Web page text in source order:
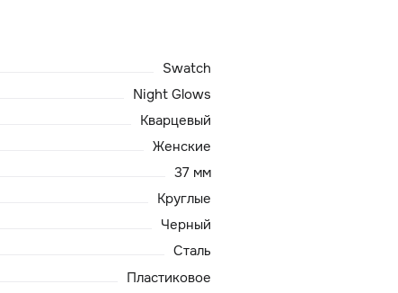
Swatch
Night Glows
Кварцевый
Женские
37 мм
Круглые
Черный
Сталь
Пластиковое
О нас
Доставка и оплата
Сервисный центр